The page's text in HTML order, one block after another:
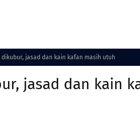
dikubur, jasad dan kain kafan masih utuh
jasad dan kain